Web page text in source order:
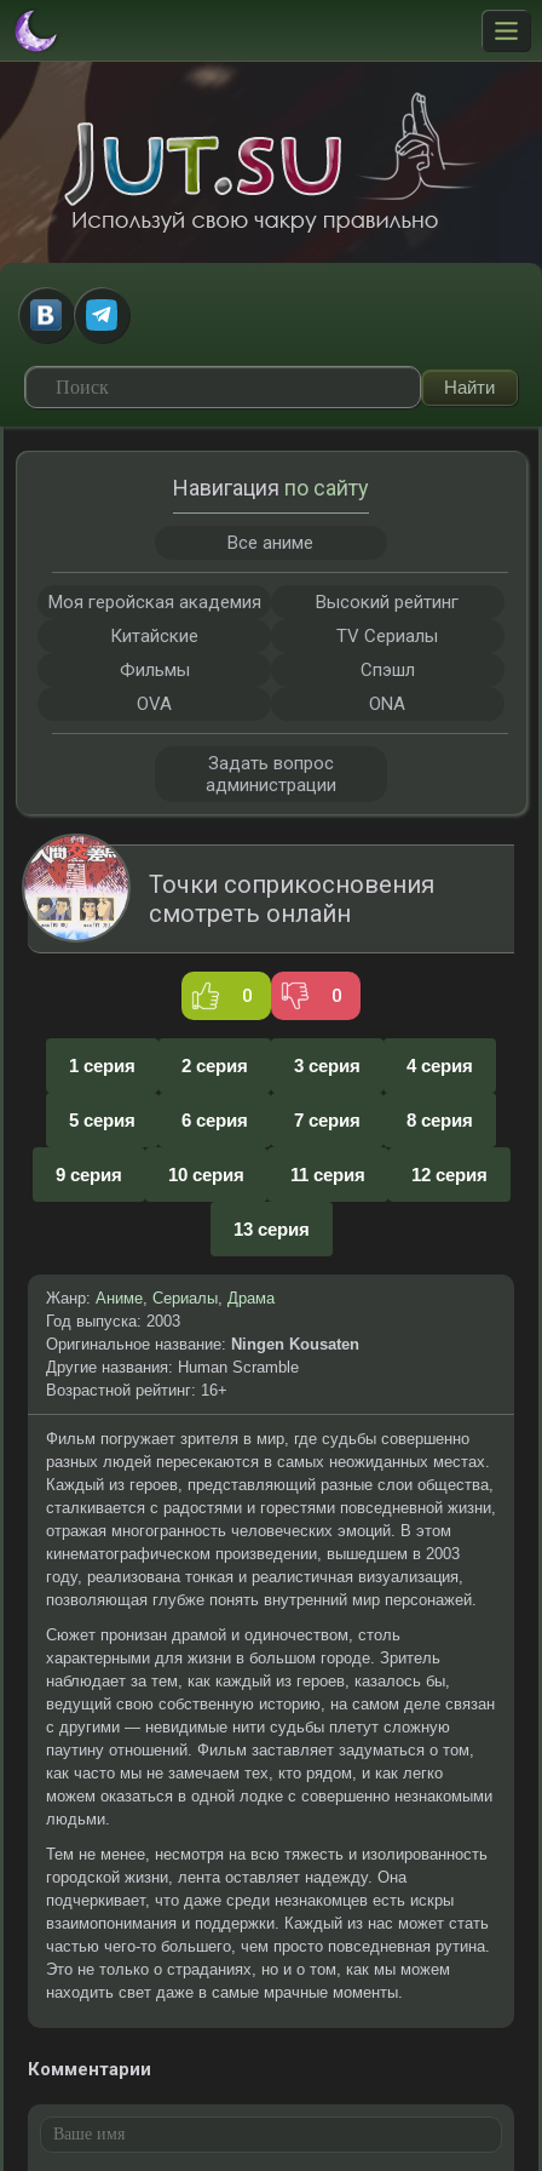
Точки соприкосновения
смотреть онлайн
0 0
1 серия 2 серия 3 серия 4 серия
5 серия 6 серия 7 серия 8 серия
9 серия 10 серия 11 серия 12 серия
13 серия
Жанр: Аниме, Сериалы, Драма
Год выпуска: 2003
Оригинальное название: Ningen Kousaten
Другие названия: Human Scramble
Возрастной рейтинг: 16+
Фильм погружает зрителя в мир, где судьбы совершенно
разных людей пересекаются в самых неожиданных местах.
Каждый из героев, представляющий разные слои общества,
сталкивается с радостями и горестями повседневной жизни,
отражая многогранность человеческих эмоций. В этом
кинематографическом произведении, вышедшем в 2003
году, реализована тонкая и реалистичная визуализация,
позволяющая глубже понять внутренний мир персонажей.
Сюжет пронизан драмой и одиночеством, столь
характерными для жизни в большом городе. Зритель
наблюдает за тем, как каждый из героев, казалось бы,
ведущий свою собственную историю, на самом деле связан
с другими — невидимые нити судьбы плетут сложную
паутину отношений. Фильм заставляет задуматься о том,
как часто мы не замечаем тех, кто рядом, и как легко
можем оказаться в одной лодке с совершенно незнакомыми
людьми.
Тем не менее, несмотря на всю тяжесть и изолированность
городской жизни, лента оставляет надежду. Она
подчеркивает, что даже среди незнакомцев есть искры
взаимопонимания и поддержки. Каждый из нас может стать
частью чего-то большего, чем просто повседневная рутина.
Это не только о страданиях, но и о том, как мы можем
находить свет даже в самые мрачные моменты.
Комментарии
Навигация по сайту
Все аниме
Моя геройская академия
Высокий рейтинг
Китайские
TV Сериалы
Фильмы
Спэшл
OVA
ONA
Задать вопрос
администрации